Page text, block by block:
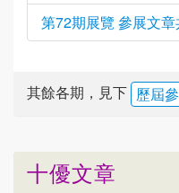
第72期展覽 參展文章
其餘各期，見下 歷屆
十優文章